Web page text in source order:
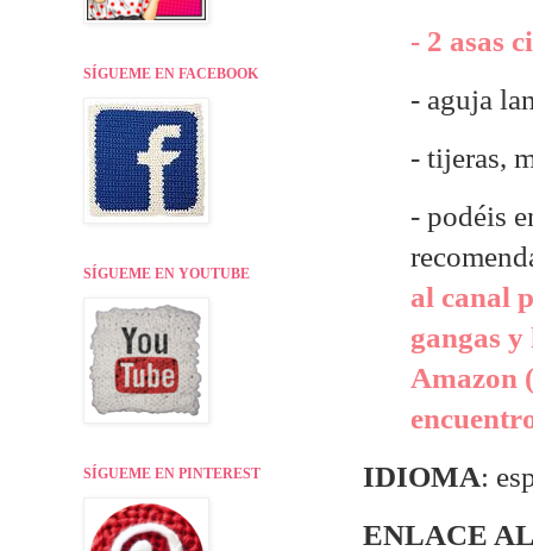
- 2 asas
- aguja
- tijeras,
- podéis
al canal
gangas
Amazon
IDIOMA:
ENLACE
SÍGUEME EN FACEBOOK
SÍGUEME EN YOUTUBE
SÍGUEME EN PINTEREST